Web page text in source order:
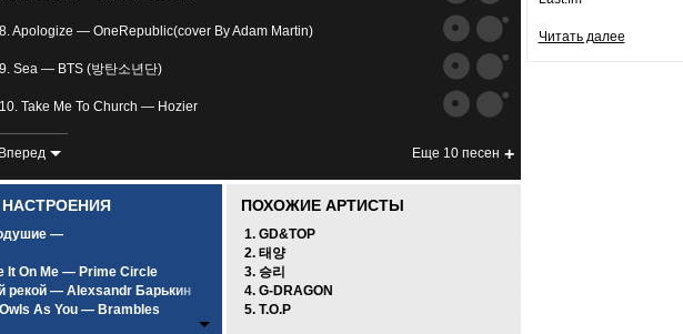
злость
8. Apologize — OneRepublic(cover By Adam Martin) кпопаданиям
9. Sea — BTS (방탄소년단)
10. Take Me To Church — Hozier
11. I'm Not The Only One — Sam Smith
Avalanches — IAMX
And Then I Kissed Him — Hans Zimmer
Еще 10 песен
Вперед
НАСТРОЕНИЯ
—
It On Me — Prime Circle
рекой — Alexsandr Барькин
As You — Brambles
светом — SCIRENA Feat. A.V.G
ПОХОЖИЕ АРТИСТЫ
1. GD&TOP
2. 태양
3. 승리
4. G-DRAGON
5. T.O.P
Читать далее